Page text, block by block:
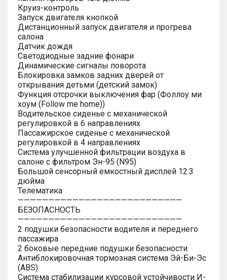
Круиз-контроль
Запуск двигателя кнопкой
Дистанционный запуск двигателя и прогрева
салона
Датчик дождя
Светодиодные задние фонари
Динамические сигналы поворота
Блокировка замков задних дверей от
открывания детьми (детский замок)
Функция отсрочки выключения фар (Фоллоу ми
хоум (Follow me home))
Водительское сиденье с механической
регулировкой в 6 направлениях
Пассажирское сиденье с механической
регулировкой в 4 направлениях
Система улучшенной фильтрации воздуха в
салоне с фильтром Эн-95 (N95)
Большой сенсорный емкостный дисплей 12.3
дюйма
Телематика
———————————————————————————
БЕЗОПАСНОСТЬ
———————————————————————————
2 подушки безопасности водителя и переднего
пассажира
2 боковые передние подушки безопасности
Антиблокировочная тормозная система Эй-Би-Эс
(ABS)
Система стабилизации курсовой устойчивости И-